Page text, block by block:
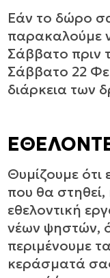
Εάν το δώρο
παρακαλούμε
Σάββατο πριν
Σάββατο 22
διάρκεια των
Θυμίζουμε
που θα στηθεί,
εθελοντική
νέων ψηστών,
περιμένουμε
κεράσματά